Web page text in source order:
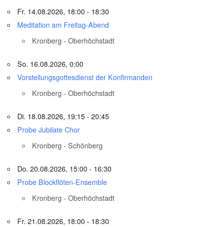
Fr. 14.08.2026, 18:00 - 18:30
Meditation am Freitag-Abend
Kronberg - Oberhöchstadt
So. 16.08.2026, 0:00
Vorstellungsgottesdienst der Konfirmanden
Kronberg - Oberhöchstadt
Di. 18.08.2026, 19:15 - 20:45
Probe Jubilate Chor
Kronberg - Schönberg
Do. 20.08.2026, 15:00 - 16:30
Probe Blockflöten-Ensemble
Kronberg - Oberhöchstadt
Fr. 21.08.2026, 18:00 - 18:30